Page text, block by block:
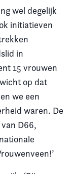
wel degelijk
initiatieven
in
15 vrouwen
op dat
we een
waren. De
D66,